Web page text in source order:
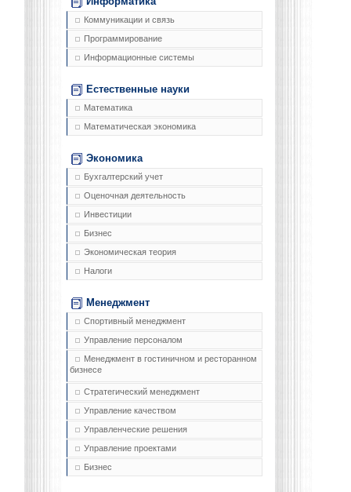
Коммуникации и связь
Программирование
Информационные системы
Естественные науки
Математика
Математическая экономика
Экономика
Бухгалтерский учет
Оценочная деятельность
Инвестиции
Бизнес
Экономическая теория
Налоги
Менеджмент
Спортивный менеджмент
Управление персоналом
Менеджмент в гостиничном и ресторанном
бизнесе
Стратегический менеджмент
Управление качеством
Управленческие решения
Управление проектами
Бизнес